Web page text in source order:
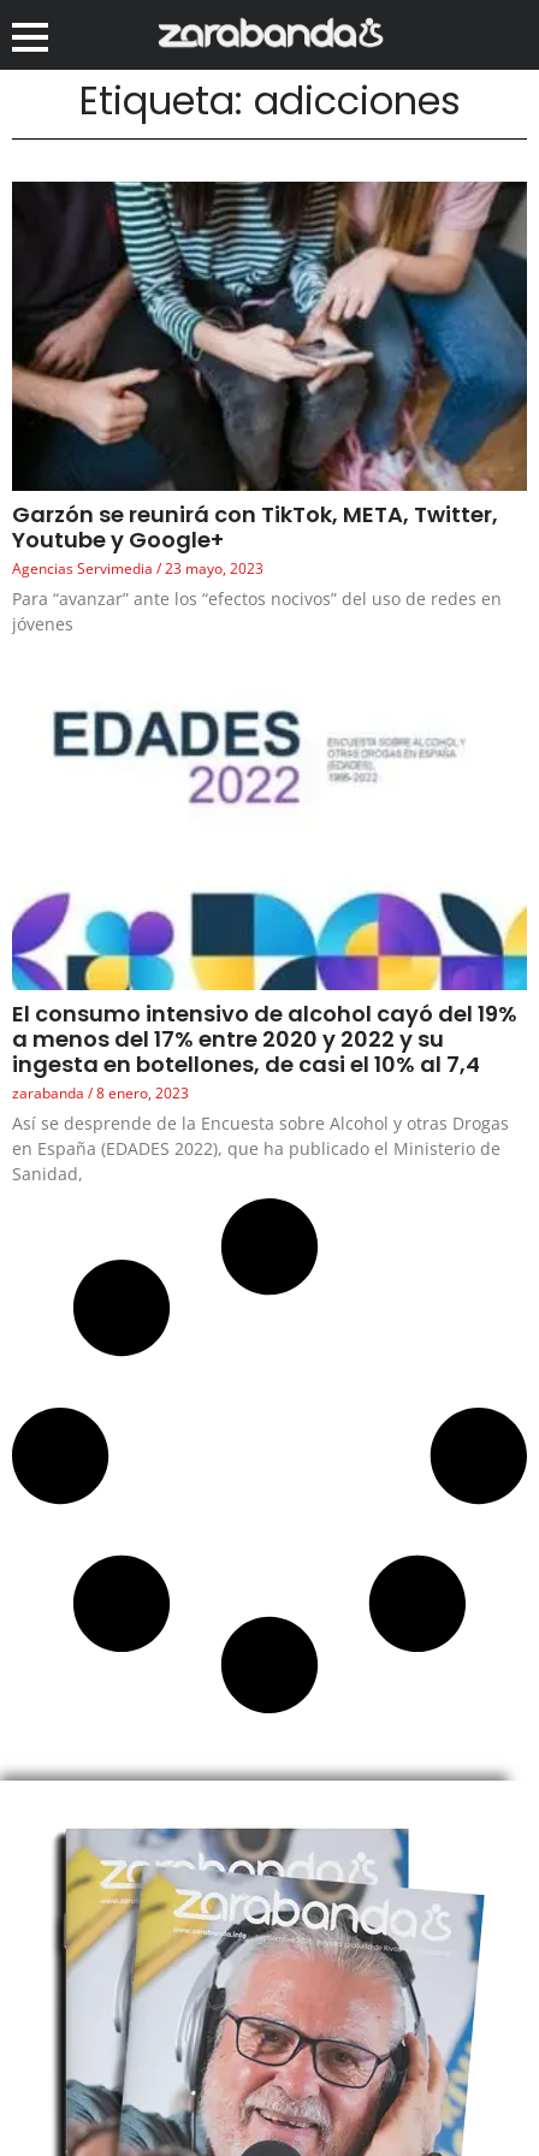
Etiqueta: adicciones
Garzón se reunirá con TikTok, META, Twitter,
Youtube y Google+
Agencias Servimedia 23 mayo, 2023
Para “avanzar” ante los “efectos nocivos” del uso de redes en
jóvenes
El consumo intensivo de alcohol cayó del 19%
a menos del 17% entre 2020 y 2022 y su
ingesta en botellones, de casi el 10% al 7,4
zarabanda 8 enero, 2023
Así se desprende de la Encuesta sobre Alcohol y otras Drogas
en España (EDADES 2022), que ha publicado el Ministerio de
Sanidad,